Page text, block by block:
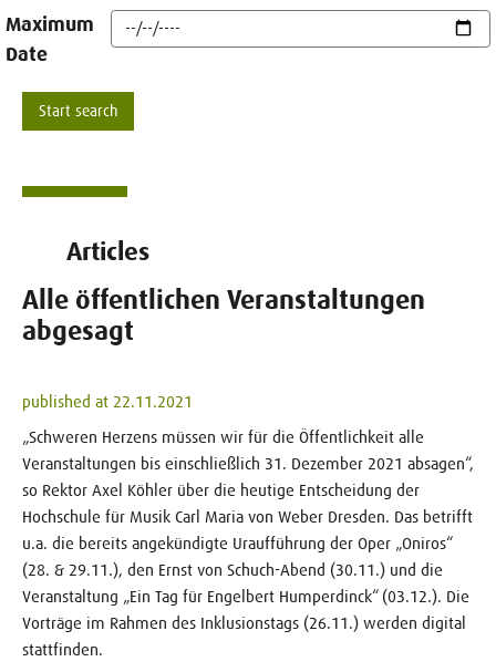
Maximum
Date
Articles
Alle öffentlichen Veranstaltungen
abgesagt
published at 22.11.2021
„Schweren Herzens müssen wir für die Öffentlichkeit alle
Veranstaltungen bis einschließlich 31. Dezember 2021 absagen“,
so Rektor Axel Köhler über die heutige Entscheidung der
Hochschule für Musik Carl Maria von Weber Dresden. Das betrifft
u.a. die bereits angekündigte Uraufführung der Oper „Oniros“
(28. & 29.11.), den Ernst von Schuch-Abend (30.11.) und die
Veranstaltung „Ein Tag für Engelbert Humperdinck“ (03.12.). Die
Vorträge im Rahmen des Inklusionstags (26.11.) werden digital
stattfinden.